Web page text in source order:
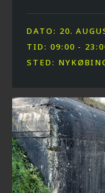
DATO: 20.
TID: 09:00 -
STED: